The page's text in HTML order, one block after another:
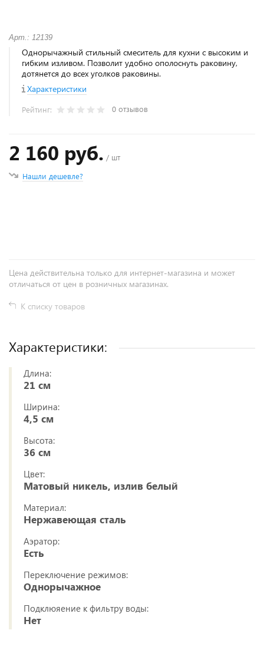
Арт.: 12139
Однорычажный стильный смеситель для кухни с высоким и
гибким изливом. Позволит удобно ополоснуть раковину,
дотянется до всех уголков раковины.
Характеристики
Рейтинг: 0 отзывов
2 160 руб. / шт
Нашли дешевле?
Цена действительна только для интернет-магазина и может
отличаться от цен в розничных магазинах.
К списку товаров
Характеристики:
Длина:
21 см
Ширина:
4,5 см
Высота:
36 см
Цвет:
Матовый никель, излив белый
Материал:
Нержавеющая сталь
Аэратор:
Есть
Переключение режимов:
Однорычажное
Подклюяение к фильтру воды:
Нет